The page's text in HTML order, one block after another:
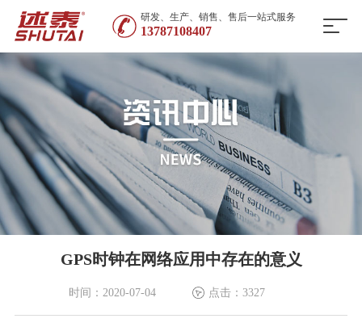
研发、生产、销售、售后一站式服务
13787108407
GPS时钟在网络应用中存在的意义
时间：2020-07-04 点击：3327